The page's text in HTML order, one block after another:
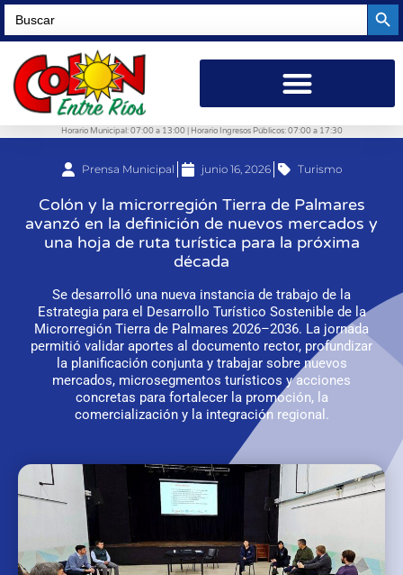
Search
for:
Horario Municipal: 07:00 a 13:00 | Horario Ingresos Públicos: 07:00 a 17:30
Prensa Municipal junio 16, 2026 Turismo
Colón y la microrregión Tierra de Palmares
avanzó en la definición de nuevos mercados y
una hoja de ruta turística para la próxima
década
Se desarrolló una nueva instancia de trabajo de la
Estrategia para el Desarrollo Turístico Sostenible de la
Microrregión Tierra de Palmares 2026–2036. La jornada
permitió validar aportes al documento rector, profundizar
la planificación conjunta y trabajar sobre nuevos
mercados, microsegmentos turísticos y acciones
concretas para fortalecer la promoción, la
comercialización y la integración regional.